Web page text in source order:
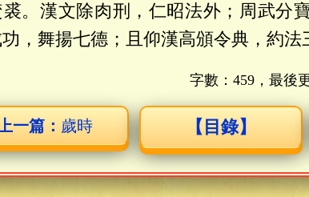
。漢文除肉刑，仁昭法外；周武分
，舞揚七德；且仰漢高頒令典，約法
字數：459，最後
一篇： 歲時 【目錄】